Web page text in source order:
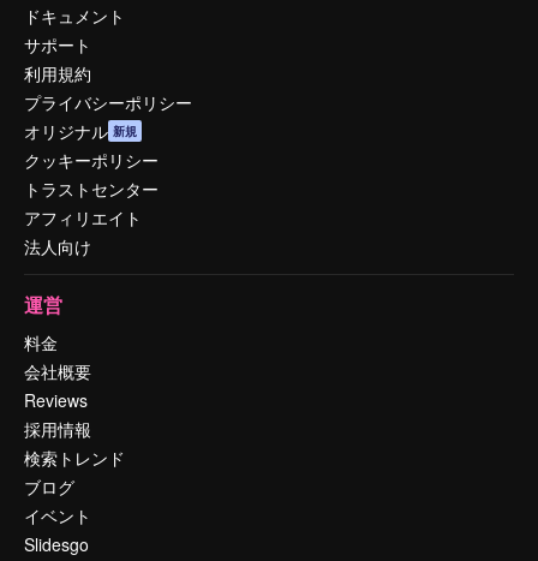
ドキュメント
サポート
利用規約
プライバシーポリシー
オリジナル 新規
クッキーポリシー
トラストセンター
アフィリエイト
法人向け
運営
料金
会社概要
Reviews
採用情報
検索トレンド
ブログ
イベント
Slidesgo